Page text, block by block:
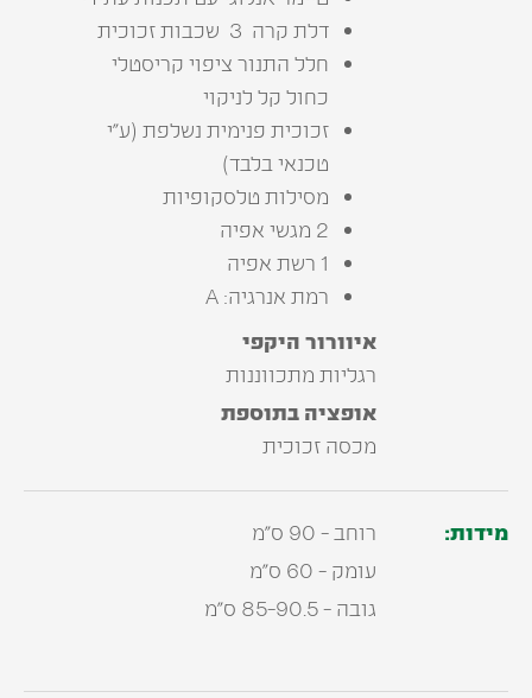
דלת‭ ‬קרה‭ ‬ 3 ‭ ‬שכבות‭ ‬זכוכית
‬כחול‭ ‬קל‭ ‬לניקוי
‬טכנאי‭ ‬בלבד‭(‬
מסילות‭ ‬טלסקופיות
2 מגשי אפיה
1 רשת אפיה
רמת אנרגיה: A
איוורור‭ ‬היקפי
רגליות‭ ‬מתכווננות
אופציה בתוספת
מכסה‭ ‬זכוכית
מידות:
רוחב - 90 ס"מ
עומק - 60 ס"מ
גובה - 85-90.5 ס"מ